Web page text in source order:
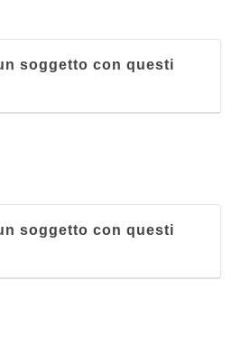
soggetto con questi
soggetto con questi